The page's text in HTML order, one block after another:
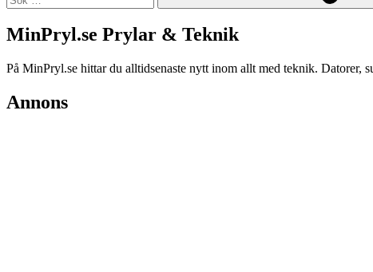
MinPryl.se Prylar & Teknik
På MinPryl.se hittar du alltidsenaste nytt inom allt med teknik. Datorer,
Annons